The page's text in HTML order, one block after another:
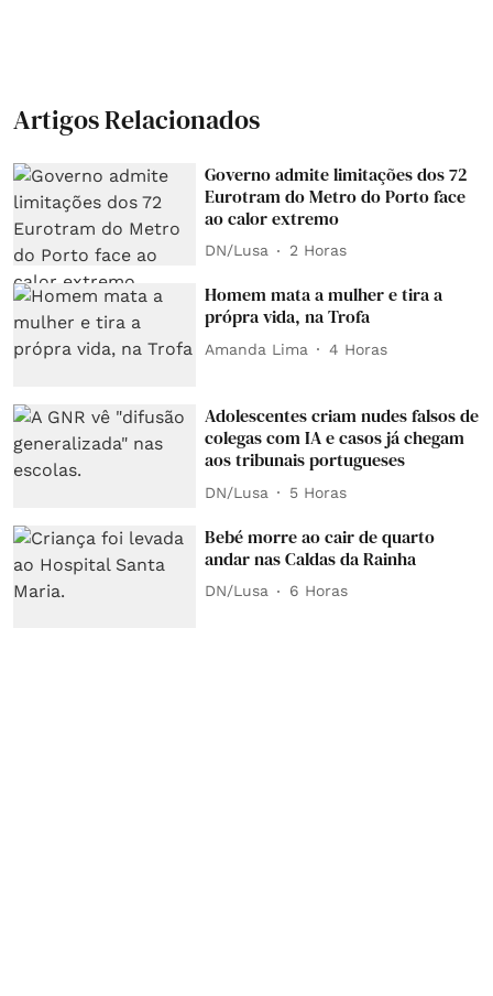
Artigos Relacionados
Governo admite limitações dos 72
Eurotram do Metro do Porto face
ao calor extremo
DN/Lusa 2 Horas
Homem mata a mulher e tira a
própra vida, na Trofa
Amanda Lima 4 Horas
Adolescentes criam nudes falsos de
colegas com IA e casos já chegam
aos tribunais portugueses
DN/Lusa 5 Horas
Bebé morre ao cair de quarto
andar nas Caldas da Rainha
DN/Lusa 6 Horas